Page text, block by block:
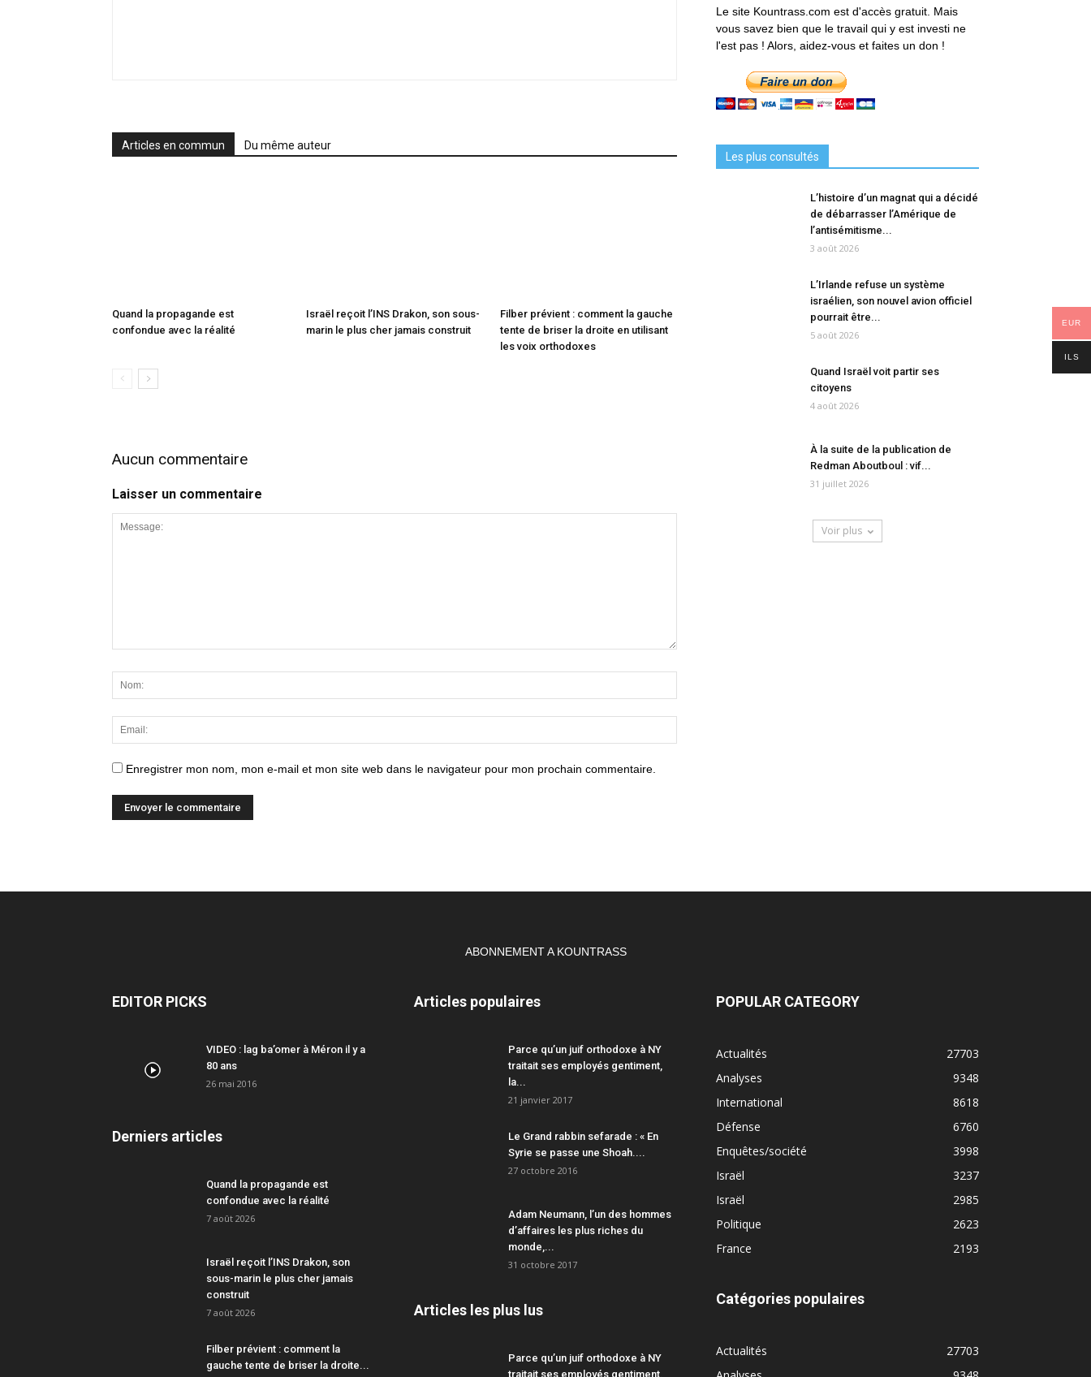
Articles en commun Du même auteur
Quand la propagande est
confondue avec la réalité
Israël reçoit l’INS Drakon, son sous-
marin le plus cher jamais construit
Filber prévient : comment la gauche
tente de briser la droite en utilisant
les voix orthodoxes
Aucun commentaire
Laisser un commentaire
Enregistrer mon nom, mon e-mail et mon site web dans le navigateur pour mon prochain commentaire.
Le site Kountrass.com est d'accès gratuit. Mais
vous savez bien que le travail qui y est investi ne
l'est pas ! Alors, aidez-vous et faites un don !
Les plus consultés
L’histoire d’un magnat qui a décidé
de débarrasser l’Amérique de
l’antisémitisme...
3 août 2026
L’Irlande refuse un système
israélien, son nouvel avion officiel
pourrait être...
5 août 2026
Quand Israël voit partir ses
citoyens
4 août 2026
À la suite de la publication de
Redman Aboutboul : vif...
31 juillet 2026
Voir plus
ABONNEMENT A KOUNTRASS
EDITOR PICKS
VIDEO : lag ba’omer à Méron il y a
80 ans
26 mai 2016
Derniers articles
Quand la propagande est
confondue avec la réalité
7 août 2026
Israël reçoit l’INS Drakon, son
sous-marin le plus cher jamais
construit
7 août 2026
Filber prévient : comment la
gauche tente de briser la droite...
Articles populaires
Parce qu’un juif orthodoxe à NY
traitait ses employés gentiment,
la...
21 janvier 2017
Le Grand rabbin sefarade : « En
Syrie se passe une Shoah....
27 octobre 2016
Adam Neumann, l’un des hommes
d’affaires les plus riches du
monde,...
31 octobre 2017
Articles les plus lus
Parce qu’un juif orthodoxe à NY
traitait ses employés gentiment,
POPULAR CATEGORY
Actualités
27703
Analyses
9348
International
8618
Défense
6760
Enquêtes/société
3998
Israël
3237
Israël
2985
Politique
2623
France
2193
Catégories populaires
Actualités
27703
EUR
ILS